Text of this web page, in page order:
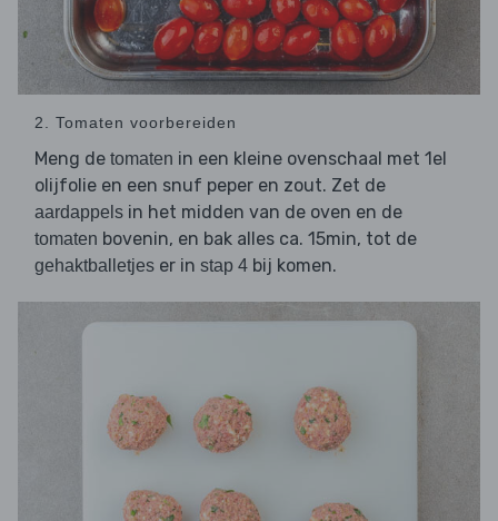
2. Tomaten voorbereiden
Meng de tomaten in een kleine ovenschaal met 1el
olijfolie en een snuf peper en zout. Zet de
aardappels in het midden van de oven en de
tomaten bovenin, en bak alles ca. 15min, tot de
gehaktballetjes er in stap 4 bij komen.